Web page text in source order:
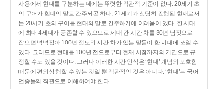
사용에서 현대를 구분하는 데에는 뚜렷한 객관적 기준이 없다. 20세기 초
의 구어가 현대의 말로 간주되곤 하나, 21세기가 상당히 진행된 현재로서
는 20세기 초의 구어를 현대의 말로 간주하기에 어려움이 있다. 한 시대
에 최대 4세대가 공존할 수 있으므로 세대 간 시간 차를 30년 남짓으로
잡으면 넉넉잡아 100년 정도의 시간 차가 있는 말들이 한 시대에 쓰일 수
있다. 그러므로 현대를 100년 전으로부터 현재 시점까지의 기간으로 규
정할 수도 있을 것이다. 그러나 이러한 시간 인식은 ‘현대’ 개념의 모호함
때문에 편의상 행할 수 있는 것일 뿐 객관적인 것은 아니다. ‘현대’는 국어
언중들의 직관으로 이해하여야 한다.